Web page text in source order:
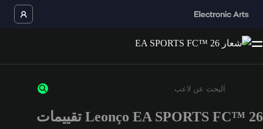
أدخل 3 أحرف أو أرقام على الأقل
Leonço EA SPORTS FC™ 26 تقييمات